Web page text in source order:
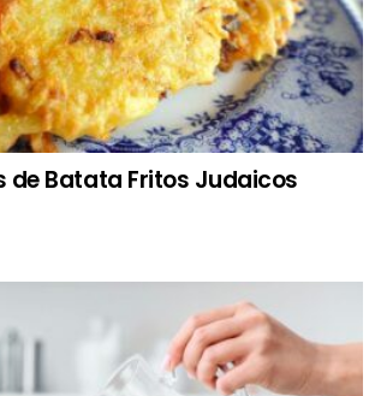
de Batata Fritos Judaicos